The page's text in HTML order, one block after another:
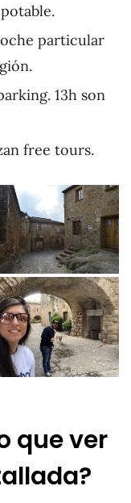
particular
13h son
free tours.
que ver